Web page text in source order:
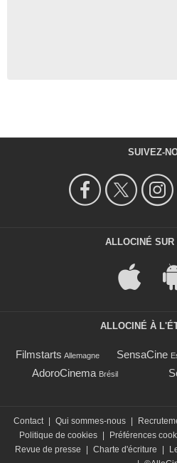
SUIVEZ-
ALLOCINÉ SUR
ALLOCINÉ À
Filmstarts Allemagne SensaCine
AdoroCinema Brésil
Contact | Qui sommes-nous |
Politique de cookies | Préférences
Revue de presse
| Charte d'écriture |